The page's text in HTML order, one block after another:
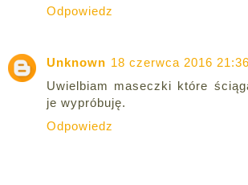
Odpowiedz
Unknown 18 czerwca 2016 21:36
Uwielbiam maseczki które
je wypróbuję.
Odpowiedz